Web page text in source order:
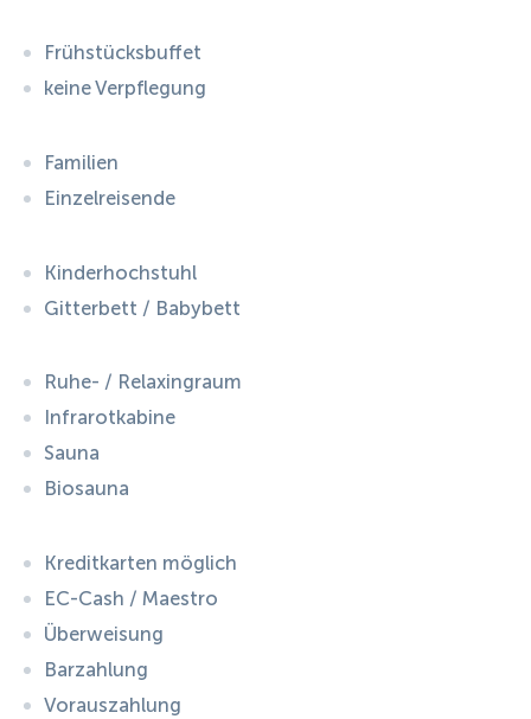
Frühstücksbuffet
keine Verpflegung
Familien
Einzelreisende
Kinderhochstuhl
Gitterbett / Babybett
Ruhe- / Relaxingraum
Infrarotkabine
Sauna
Biosauna
Kreditkarten möglich
EC-Cash / Maestro
Überweisung
Barzahlung
Vorauszahlung